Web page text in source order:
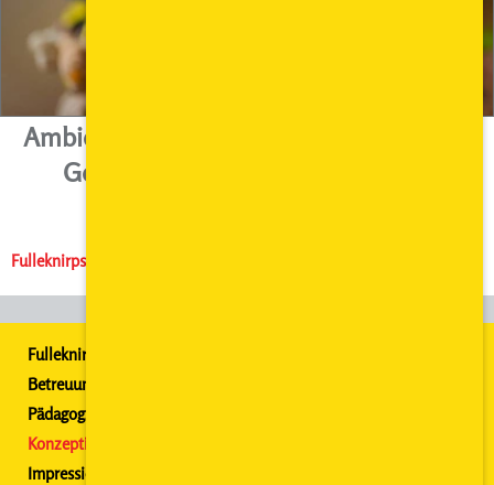
Ambiente pur in historischem Gemäuer.
Geschützter Garten im Innenhof.
Fulleknirpse
Fulleknirpse
Betreuungszeiten
Pädagog. Schwerpunkte
Konzeption
Impressionen